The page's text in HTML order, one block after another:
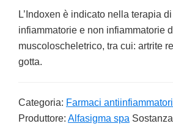
L’Indoxen è indicato nella terapia
infiammatorie e non infiammatorie
muscoloscheletrico, tra cui: artrite
gotta.
Categoria: Farmaci
Produttore: Alfasigma spa